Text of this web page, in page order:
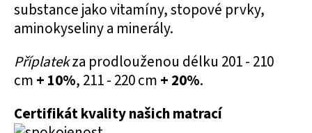
substance jako vitamíny, stopové prvky,
aminokyseliny a minerály.
Příplatekza prodlouženou délku 201 - 210
cm + 10%, 211 - 220 cm + 20%.
Certifikát kvality našich matrací